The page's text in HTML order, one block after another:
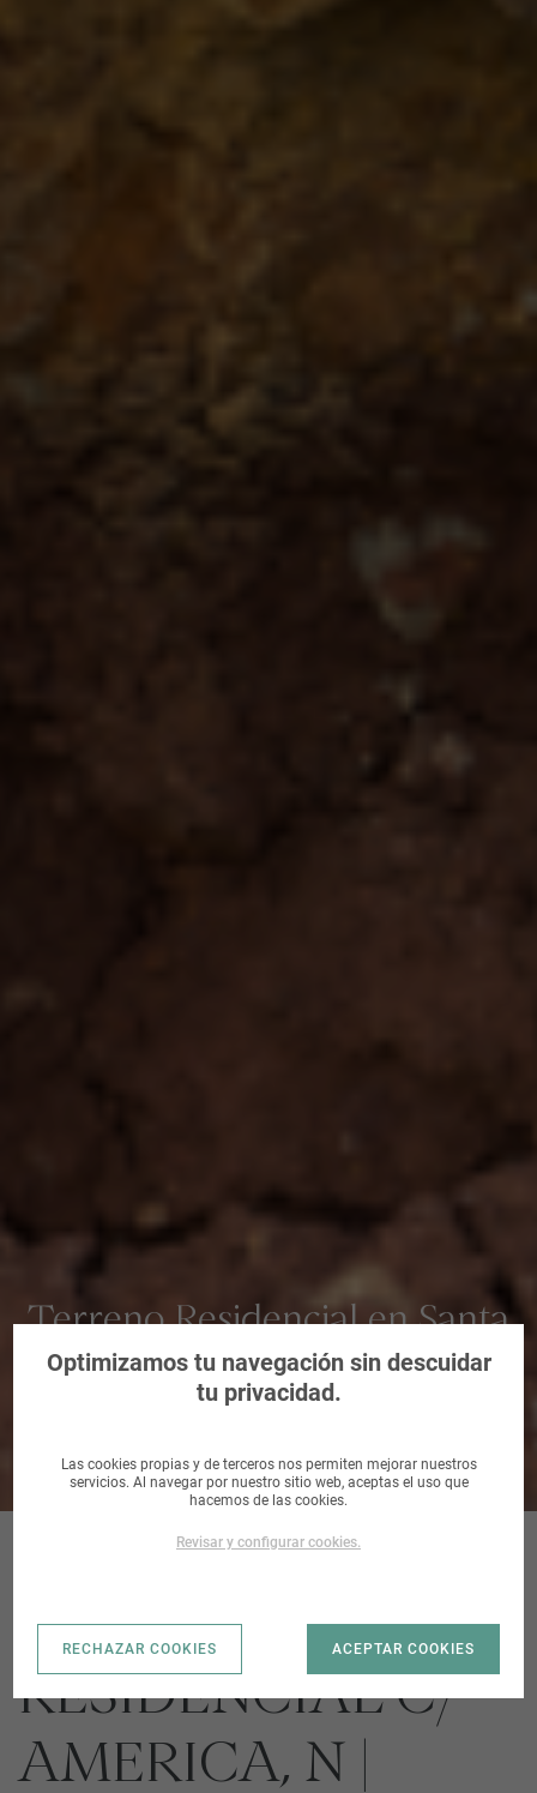
Terreno Residencial en Santa
Cruz de Tenerife
SOLAR USO
RESIDENCIAL C/
AMERICA, N |
Optimizamos tu navegación sin descuidar
tu privacidad.
Las cookies propias y de terceros nos permiten mejorar nuestros
servicios. Al navegar por nuestro sitio web, aceptas el uso que
hacemos de las cookies.
Revisar y configurar cookies.
RECHAZAR COOKIES ACEPTAR COOKIES